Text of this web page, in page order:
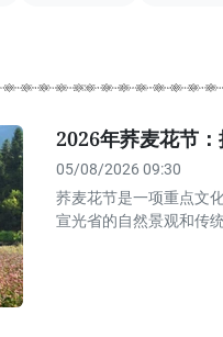
2026年荞麦花节
05/08/2026 09:30
荞麦花节是一项重点文
宣光省的自然景观和传